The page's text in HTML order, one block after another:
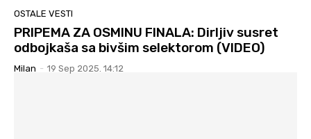
OSTALE VESTI
PRIPEMA ZA OSMINU FINALA: Dirljiv susret
odbojkaša sa bivšim selektorom (VIDEO)
Milan - 19 Sep 2025. 14:12